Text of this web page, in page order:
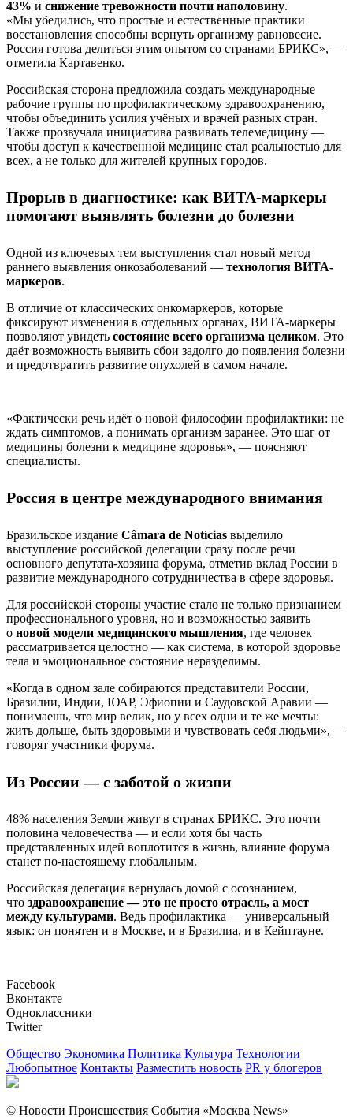
43% и снижение тревожности почти наполовину.
«Мы убедились, что простые и естественные практики
восстановления способны вернуть организму равновесие.
Россия готова делиться этим опытом со странами БРИКС», —
отметила Картавенко.
Российская сторона предложила создать международные
рабочие группы по профилактическому здравоохранению,
чтобы объединить усилия учёных и врачей разных стран.
Также прозвучала инициатива развивать телемедицину —
чтобы доступ к качественной медицине стал реальностью для
всех, а не только для жителей крупных городов.
Прорыв в диагностике: как ВИТА-маркеры
помогают выявлять болезни до болезни
Одной из ключевых тем выступления стал новый метод
раннего выявления онкозаболеваний — технология ВИТА-
маркеров.
В отличие от классических онкомаркеров, которые
фиксируют изменения в отдельных органах, ВИТА-маркеры
позволяют увидеть состояние всего организма целиком. Это
даёт возможность выявить сбои задолго до появления болезни
и предотвратить развитие опухолей в самом начале.
«Фактически речь идёт о новой философии профилактики: не
ждать симптомов, а понимать организм заранее. Это шаг от
медицины болезни к медицине здоровья», — поясняют
специалисты.
Россия в центре международного внимания
Бразильское издание Câmara de Notícias выделило
выступление российской делегации сразу после речи
основного депутата-хозяина форума, отметив вклад России в
развитие международного сотрудничества в сфере здоровья.
Для российской стороны участие стало не только признанием
профессионального уровня, но и возможностью заявить
о новой модели медицинского мышления, где человек
рассматривается целостно — как система, в которой здоровье
тела и эмоциональное состояние неразделимы.
«Когда в одном зале собираются представители России,
Бразилии, Индии, ЮАР, Эфиопии и Саудовской Аравии —
понимаешь, что мир велик, но у всех одни и те же мечты:
жить дольше, быть здоровыми и чувствовать себя людьми», —
говорят участники форума.
Из России — с заботой о жизни
48% населения Земли живут в странах БРИКС. Это почти
половина человечества — и если хотя бы часть
представленных идей воплотится в жизнь, влияние форума
станет по-настоящему глобальным.
Российская делегация вернулась домой с осознанием,
что здравоохранение — это не просто отрасль, а мост
между культурами. Ведь профилактика — универсальный
язык: он понятен и в Москве, и в Бразилиа, и в Кейптауне.
Facebook
Вконтакте
Одноклассники
Twitter
Общество Экономика Политика Культура Технологии
Любопытное Контакты Разместить новость PR у блогеров
© Новости Происшествия События «Москва News»